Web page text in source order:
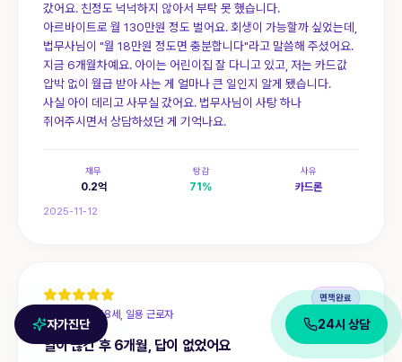
갔어요. 친정도 넉넉하지 않아서 부탁 못 했습니다.
아르바이트로 월 130만원 정도 벌어요. 회생이 가능할까 싶었는데,
법무사님이 "월 18만원 정도면 충분합니다"라고 말씀해 주셨어요.
지금 6개월차예요. 아이는 어린이집 잘 다니고 있고, 저는 카드값
압박 없이 월급 받아 사는 게 얼마나 큰 일인지 알게 됐습니다.
사실 아이 데리고 사무실 갔어요. 법무사님이 사탕 하나
쥐어주시면서 상담하셨던 게 기억나요.
채무
0.2억
탕감
71 %
사유
카드론
2025-11-12
서구 D씨, 58세, 일용 근로자
면책완료
일이 끊긴 후 6개월, 답이 없었어요
자가진단 24시 상담